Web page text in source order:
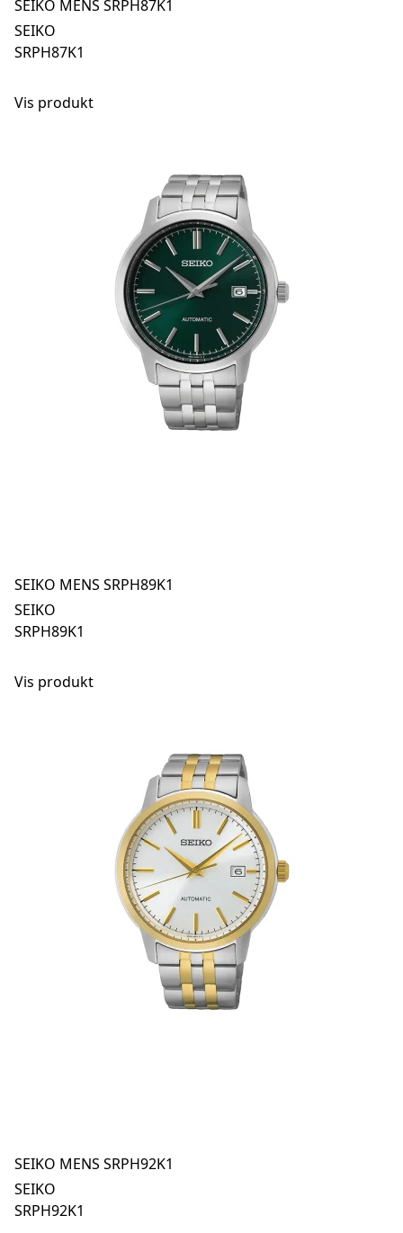
SEIKO MENS SRPH87K1
SEIKO
SRPH87K1
Vis produkt
SEIKO MENS SRPH89K1
SEIKO
SRPH89K1
Vis produkt
SEIKO MENS SRPH92K1
SEIKO
SRPH92K1